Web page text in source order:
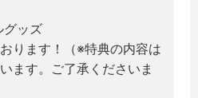
グッズ
ります！（※特典の内容は
ます。ご了承くださいま